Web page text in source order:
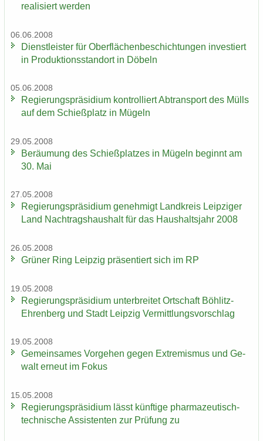
rea­li­siert wer­den
06.06.2008
Dienst­leis­ter für Ober­flä­chen­be­schich­tun­gen in­ves­tiert
in Pro­duk­ti­ons­stand­ort in Dö­beln
05.06.2008
Re­gie­rungs­prä­si­di­um kon­trol­liert Ab­trans­port des Mülls
auf dem Schieß­platz in Mü­geln
29.05.2008
Be­räu­mung des Schieß­plat­zes in Mü­geln be­ginnt am
30. Mai
27.05.2008
Re­gie­rungs­prä­si­di­um ge­neh­migt Land­kreis Leip­zi­ger
Land Nach­trags­haus­halt für das Haus­halts­jahr 2008
26.05.2008
Grü­ner Ring Leip­zig prä­sen­tiert sich im RP
19.05.2008
Re­gie­rungs­prä­si­di­um un­ter­brei­tet Ort­schaft Böhlitz-​
Ehrenberg und Stadt Leip­zig Ver­mitt­lungs­vor­schlag
19.05.2008
Ge­mein­sa­mes Vor­ge­hen gegen Ex­tre­mis­mus und Ge­
walt er­neut im Fokus
15.05.2008
Re­gie­rungs­prä­si­di­um lässt künf­ti­ge pharmazeutisch-​
technische As­sis­ten­ten zur Prü­fung zu